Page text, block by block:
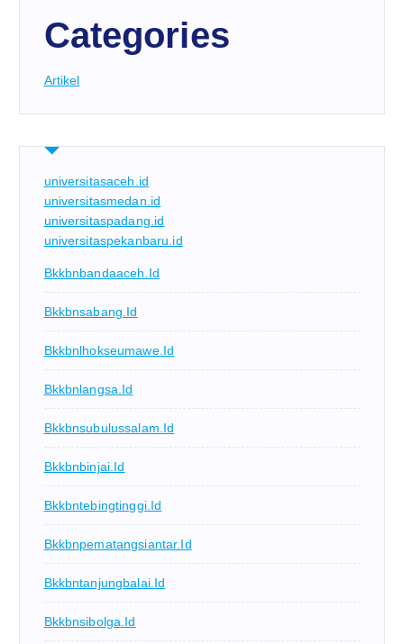
Categories
Artikel
universitasaceh.id
universitasmedan.id
universitaspadang.id
universitaspekanbaru.id
Bkkbnbandaaceh.id
Bkkbnsabang.id
Bkkbnlhokseumawe.id
Bkkbnlangsa.id
Bkkbnsubulussalam.id
Bkkbnbinjai.id
Bkkbntebingtinggi.id
Bkkbnpematangsiantar.id
Bkkbntanjungbalai.id
Bkkbnsibolga.id